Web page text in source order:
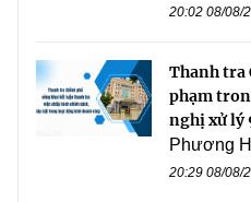
20:02 08/08/
Thanh tra
phạm
nghị xử lý
Phương
20:29 08/08/